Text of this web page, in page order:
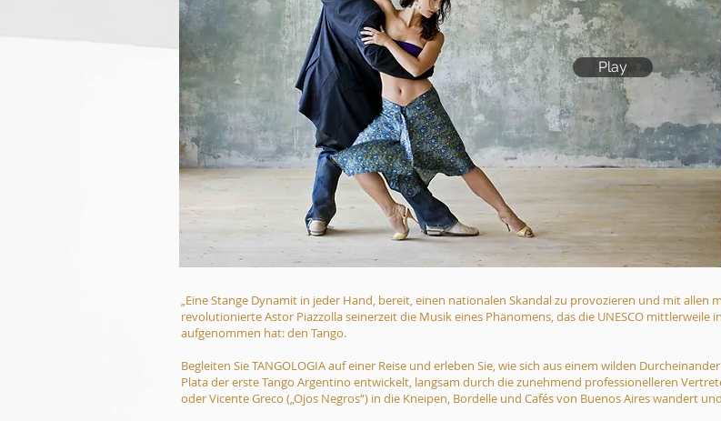
Play
„Eine Stange Dynamit in jeder Hand, bereit, einen nationalen Skandal zu provozieren und mit allen
revolutionierte Astor Piazzolla seinerzeit die Musik eines Phänomens, das die UNESCO
aufgenommen hat: den Tango.
Begleiten Sie TANGOLOGIA auf einer Reise und erleben Sie, wie sich aus einem wilden
Plata der erste Tango Argentino entwickelt, langsam durch die zunehmend professionelleren
oder Vicente Greco („Ojos Negros“) in die Kneipen, Bordelle und Cafés von Buenos Aires wandert